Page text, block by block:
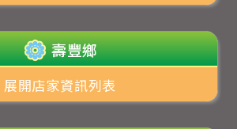
壽豐鄉
展開店家資訊列表